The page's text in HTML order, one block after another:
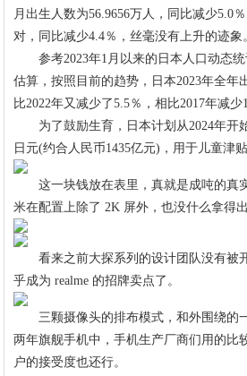
月出生人数为56.9656万人，同比减少5.0
对，同比减少4.4％，丝毫没有上升的迹象
参考2023年1月以来的日本人口动态统
估算，按照目前的趋势，日本2023年全年
比2022年又减少了5.5％，相比2017年减少
为了鼓励生育，日本计划从2024年开
日元(约合人民币1435亿元)，用于儿童津
这一块钱放在表里，真就是成吨的真
米在配置上除了 2K 屏外，也没什么拿得
看来之前大探系列的设计团队没有被
乎成为 realme 的招牌卖点了。
三颗摄像头的排布模式，和外围绕的
两年旗舰手机中，手机生产厂商们用的比
户的接受度也还行。